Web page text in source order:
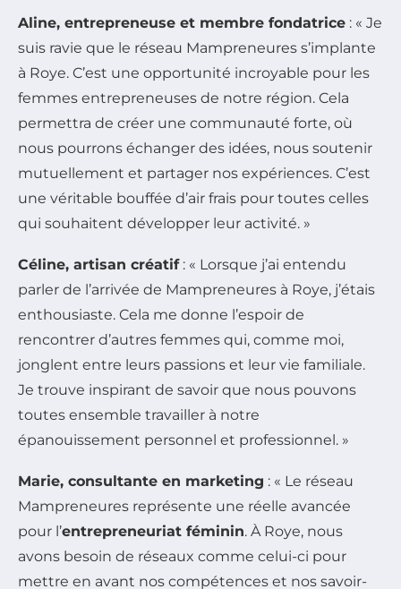
Aline, entrepreneuse et membre fondatrice : « Je
suis ravie que le réseau Mampreneures s’implante
à Roye. C’est une opportunité incroyable pour les
femmes entrepreneuses de notre région. Cela
permettra de créer une communauté forte, où
nous pourrons échanger des idées, nous soutenir
mutuellement et partager nos expériences. C’est
une véritable bouffée d’air frais pour toutes celles
qui souhaitent développer leur activité. »
Céline, artisan créatif: « Lorsque j’ai entendu
parler de l’arrivée de Mampreneures à Roye, j’étais
enthousiaste. Cela me donne l’espoir de
rencontrer d’autres femmes qui, comme moi,
jonglent entre leurs passions et leur vie familiale.
Je trouve inspirant de savoir que nous pouvons
toutes ensemble travailler à notre
épanouissement personnel et professionnel. »
Marie, consultante en marketing : « Le réseau
Mampreneures représente une réelle avancée
pour l’entrepreneuriat féminin. À Roye, nous
avons besoin de réseaux comme celui-ci pour
mettre en avant nos compétences et nos savoir-